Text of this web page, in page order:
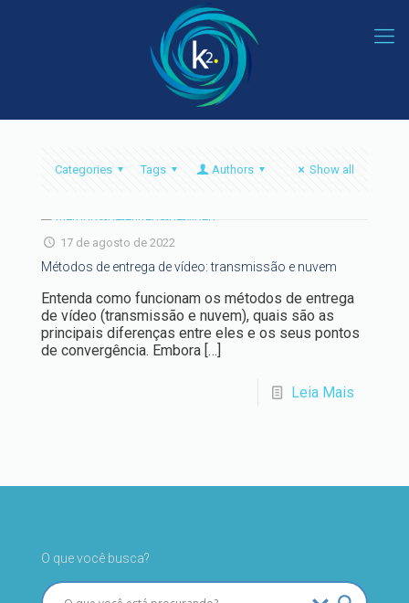
Categories Tags Authors Show all
17 de agosto de 2022
Métodos de entrega de vídeo: transmissão e nuvem
Entenda como funcionam os métodos de entrega
de vídeo (transmissão e nuvem), quais são as
principais diferenças entre eles e os seus pontos
de convergência. Embora […]
Leia Mais
O que você busca?